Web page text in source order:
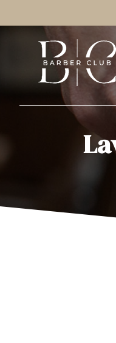
Estás aquí: